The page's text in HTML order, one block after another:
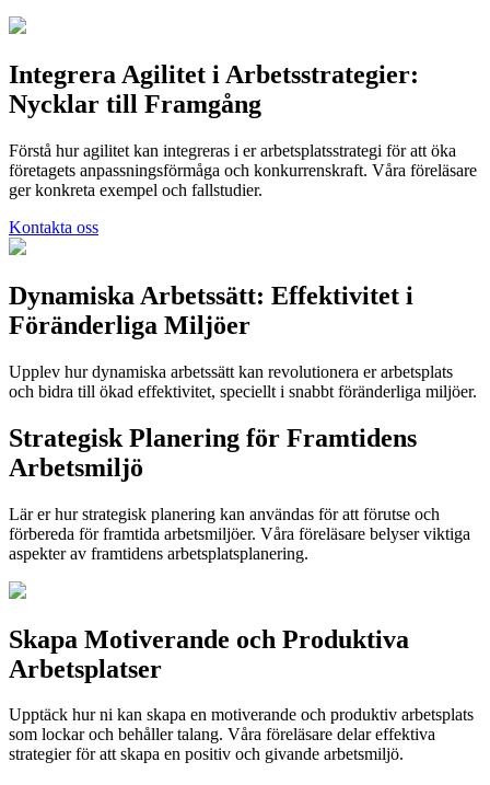
Integrera Agilitet i Arbetsstrategier:
Nycklar till Framgång
Förstå hur agilitet kan integreras i er arbetsplatsstrategi för att öka
företagets anpassningsförmåga och konkurrenskraft. Våra föreläsare
ger konkreta exempel och fallstudier.
Kontakta oss
Dynamiska Arbetssätt: Effektivitet i
Föränderliga Miljöer
Upplev hur dynamiska arbetssätt kan revolutionera er arbetsplats
och bidra till ökad effektivitet, speciellt i snabbt föränderliga miljöer.
Strategisk Planering för Framtidens
Arbetsmiljö
Lär er hur strategisk planering kan användas för att förutse och
förbereda för framtida arbetsmiljöer. Våra föreläsare belyser viktiga
aspekter av framtidens arbetsplatsplanering.
Skapa Motiverande och Produktiva
Arbetsplatser
Upptäck hur ni kan skapa en motiverande och produktiv arbetsplats
som lockar och behåller talang. Våra föreläsare delar effektiva
strategier för att skapa en positiv och givande arbetsmiljö.